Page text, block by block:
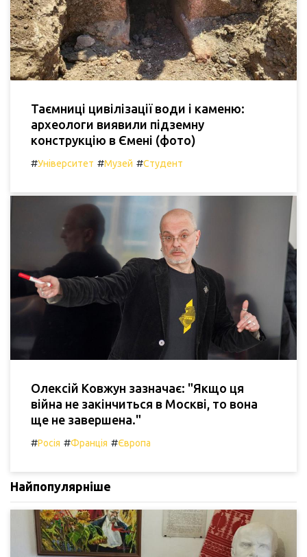
Таємниці цивілізації води і каменю:
археологи виявили підземну
конструкцію в Ємені (фото)
#Університет #Музей #Студент
Олексій Ковжун зазначає: "Якщо ця
війна не закінчиться в Москві, то вона
ще не завершена."
#Росія #Франція #Європа
Найпопулярніше